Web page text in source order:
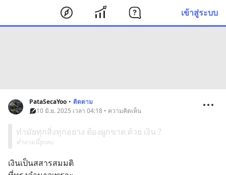
เข้าสู่ระบบ
PataSecaYoo • ติดตาม
10 มิ.ย. 2025 เวลา 04:18 • ความคิดเห็น
ทำมัยทุกสิ่งทุกอย่าง ต้องผูกขาด ด้วย เงิน ?
คำถามนี้ถูกลบ
เงินเป็นสสารสมมติ